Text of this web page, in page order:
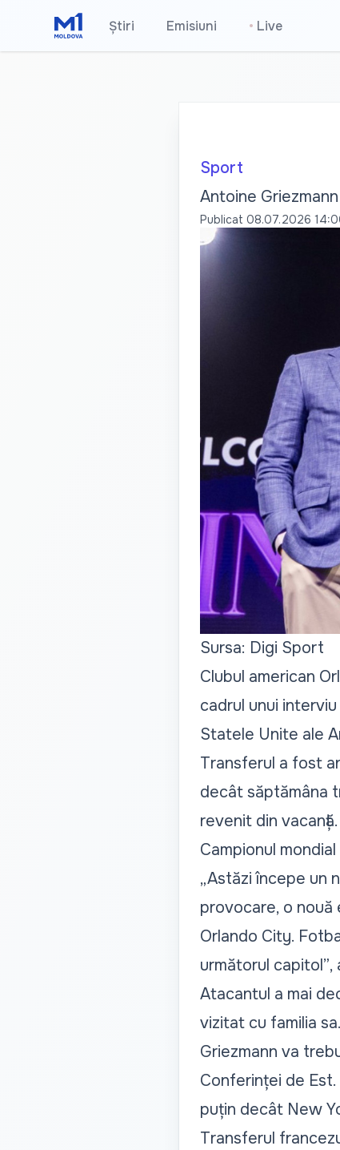
Știri Emisiuni • Live
Sport
Antoine
Publicat 08.07.2026
Sursa: Digi Sport
Clubul american
cadrul unui
Statele Unite ale
Transferul a fost
decât săptămâna
revenit din vacanță.
Campionul
„Astăzi începe un
provocare, o nouă
Orlando City.
următorul capitol”,
Atacantul a mai
vizitat cu familia
Griezmann va
Conferinței de Est.
puțin decât New
Transferul